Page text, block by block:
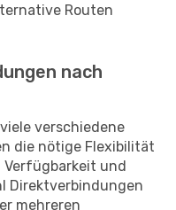
Routen
nach
verschiedene
die nötige Flexibilität
Verfügbarkeit und
Direktverbindungen
mehreren